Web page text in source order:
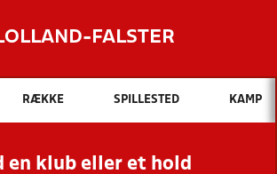
FALSTER
Hvad vil du søge efter?
INDHOLD OG NYHEDER
RESULTATER, KLUBBER OG
RÆKKE SPILLESTED KAMP
en klub eller et hold